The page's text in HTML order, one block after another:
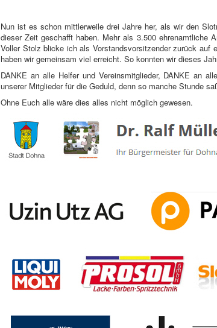
Nun ist es schon mittlerweile drei Jahre her, als wir den
dieser Zeit geschafft haben. Mehr als 3.500 ehrenamtliche
Voller Stolz blicke ich als Vorstandsvorsitzender zurück auf
haben wir gemeinsam viel erreicht. So konnten wir dieses
DANKE an alle Helfer und Vereinsmitglieder, DANKE an
unserer Mitglieder für die Geduld, denn so manche Stunde
Ohne Euch alle wäre dies alles nicht möglich gewesen.